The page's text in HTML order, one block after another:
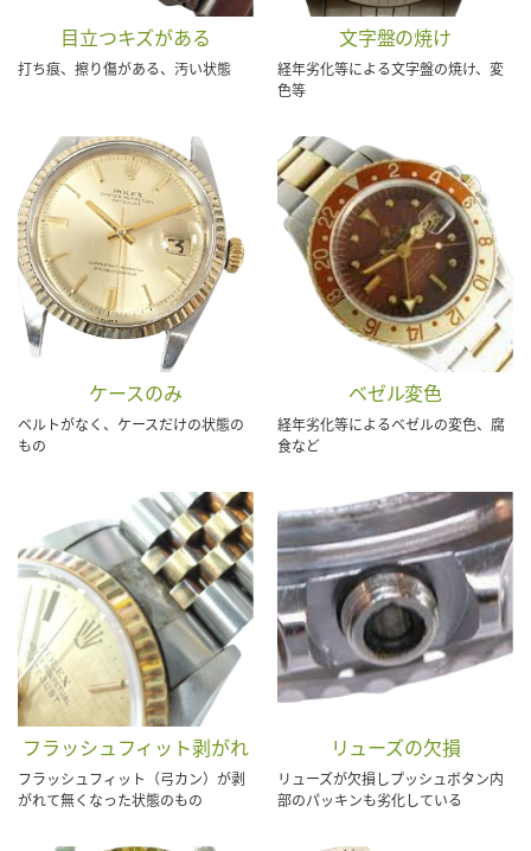
目立つキズがある
打ち痕、擦り傷がある、汚い状態
文字盤の焼け
経年劣化等による文字盤の焼け、変
色等
ケースのみ
ベルトがなく、ケースだけの状態の
もの
ベゼル変色
経年劣化等によるベゼルの変色、腐
食など
フラッシュフィット剥がれ
フラッシュフィット（弓カン）が剥
がれて無くなった状態のもの
リューズの欠損
リューズが欠損しプッシュボタン内
部のパッキンも劣化している